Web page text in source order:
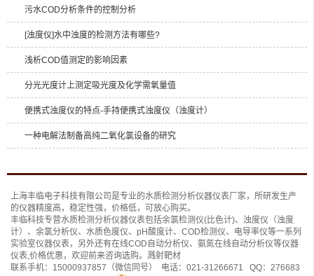
污水COD分析条件的控制分析
[浊度仪]水中浊度的检测方法有哪些?
浅析COD值测定的影响因素
分光光度计上测定吸光度及化学需氧量值
便携式浊度仪的特点-手持便携式浊度仪（浊度计）
一种电解法制备高纯二氧化氯设备的研究
上海丰临电子科技有限公司是专业的水质检测分析仪器仪表厂家，所研发生产
的仪器精度高，稳定性强，价格低，可放心购买。
丰临科技专营水质检测分析仪器仪表包括余氯检测仪(比色计)、 浊度仪（浊度
计） 、 余氯分析仪、 水质色度仪、 pH酸度计、 COD检测仪、 电导率仪等一系列
实验室仪器仪表，另外还有在线COD自动分析仪、 氨氮在线自动分析仪等仪器
仪表,价格优惠，欢迎前来咨询选购。 溅射靶材
联系手机： 15000937857 （微信同号） 电话： 021-31266671 QQ： 276683